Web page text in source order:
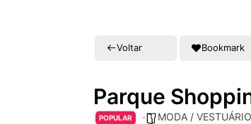
Voltar Bookmark
Parque
POPULAR MODA /